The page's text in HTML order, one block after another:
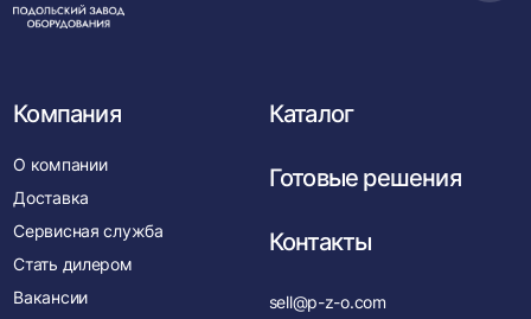
Компания
О компании
Доставка
Сервисная служба
Стать дилером
Вакансии
Каталог
Готовые решения
Контакты
sell@p-z-o.com